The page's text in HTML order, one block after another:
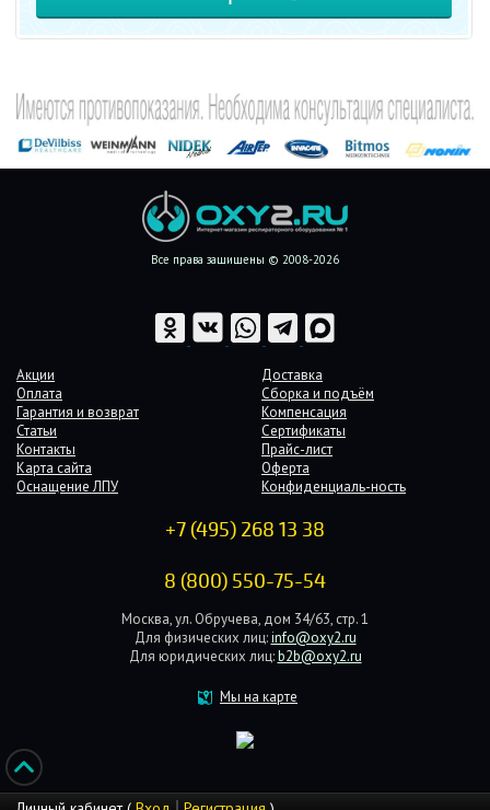
Все права защищены © 2008-2026
Акции
Доставка
Оплата
Сборка и подъём
Гарантия и возврат
Компенсация
Статьи
Сертификаты
Контакты
Прайс-лист
Карта сайта
Оферта
Оснащение ЛПУ
Конфиденциаль-ность
+7 (495) 268 13 38
8 (800) 550-75-54
Москва, ул. Обручева, дом 34/63, стр. 1
Для физических лиц: info@oxy2.ru
Для юридических лиц: b2b@oxy2.ru
Мы на карте